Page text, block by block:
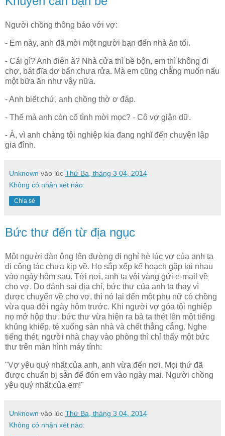
Người chồng thông báo với vợ:
- Em này, anh đã mời một người bạn đến nhà ăn tối.
- Cái gì? Anh điên à? Nhà cửa thì bề bộn, em thì không đi
chợ, bát đĩa dơ bẩn chưa rửa. Mà em cũng chẳng muốn nấu
một bữa ăn như vậy nữa.
- Anh biết chứ, anh chồng thờ ơ đáp.
- Thế mà anh còn cố tình mời mọc? - Cô vợ giận dữ.
- À, vì anh chàng tội nghiệp kia đang nghĩ đến chuyện lập
gia đình.
Unknown vào lúc Thứ Ba, tháng 3 04, 2014
Không có nhận xét nào:
Chia sẻ
Bức thư đến từ địa ngục
Một người đàn ông lên đường đi nghỉ hè lúc vợ của anh ta
đi công tác chưa kịp về. Họ sắp xếp kế hoạch gặp lại nhau
vào ngày hôm sau. Tới nơi, anh ta vội vàng gửi e-mail về
cho vợ. Do đánh sai địa chỉ, bức thư của anh ta thay vì
được chuyển về cho vợ, thì nó lại đến một phụ nữ có chồng
vừa qua đời ngày hôm trước. Khi người vợ góa tội nghiệp
nọ mở hộp thư, bức thư vừa hiện ra bà ta thét lên một tiếng
khủng khiếp, té xuống sàn nhà và chết thẳng cẳng. Nghe
tiếng thét, người nhà chạy vào phòng thì chỉ thấy một bức
thư trên màn hình máy tính:
"Vợ yêu quý nhất của anh, anh vừa đến nơi. Mọi thứ đã
được chuẩn bị sẵn để đón em vào ngày mai. Người chồng
yêu quý nhất của em!"
Unknown vào lúc Thứ Ba, tháng 3 04, 2014
Không có nhận xét nào: